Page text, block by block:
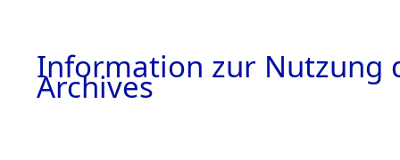
Information zur Nutzung
Archives